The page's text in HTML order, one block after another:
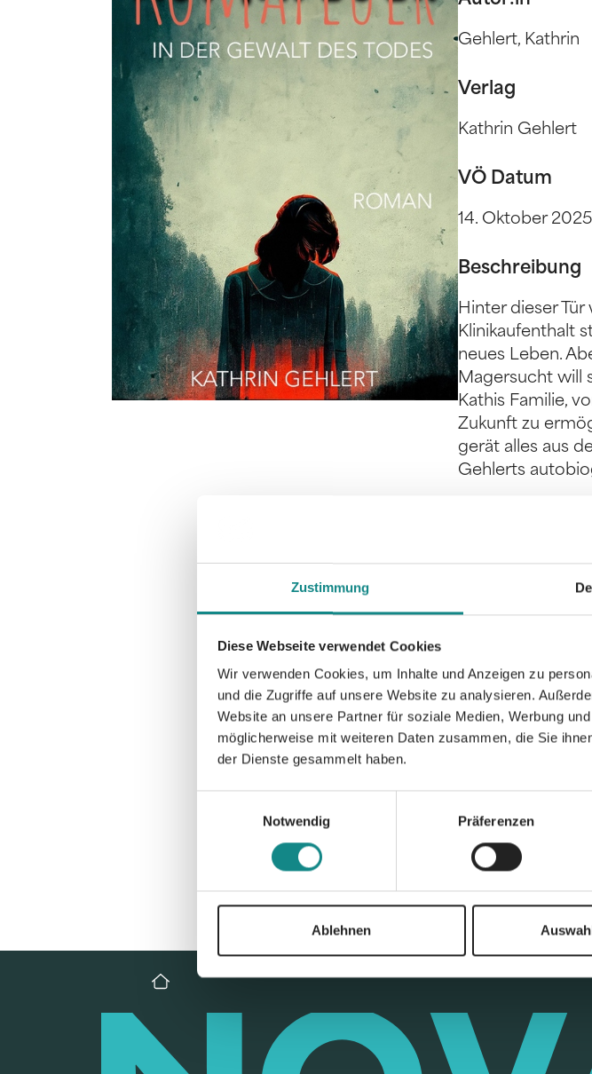
Zustimmung
Diese Webseite verwendet Cookies
Wir verwenden Cookies, um Inhalte und Anzeigen zu
und die Zugriffe auf unsere Website zu analysieren.
Website an unsere Partner für soziale Medien, Werbung
möglicherweise mit weiteren Daten zusammen, die Sie
der Dienste gesammelt haben.
Notwendig
Präferenzen
Ablehnen
Gehlert, Kathrin
Verlag
Kathrin Gehlert
VÖ Datum
14. Oktober 2025
Beschreibung
Hinter dieser
Klinikaufenthalt
neues Leben.
Magersucht will
Kathis Familie,
Zukunft zu
gerät alles aus
Gehlerts